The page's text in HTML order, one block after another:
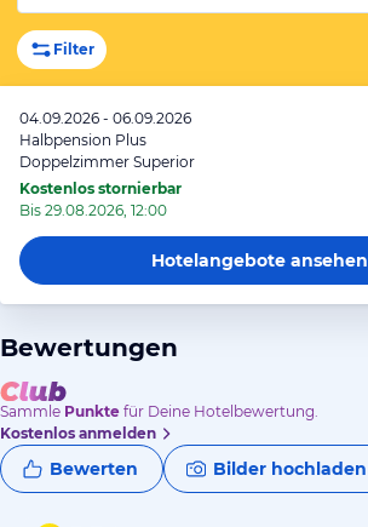
Filter
04.09.2026 - 06.09.2026
Halbpension Plus
Doppelzimmer Superior
Kostenlos stornierbar
Bis 29.08.2026, 12:00
Hotelangeboteansehen
Bewertungen
Sammle Punkte für Deine Hotelbewertung.
Kostenlos anmelden
Bewerten Bilder hochladen